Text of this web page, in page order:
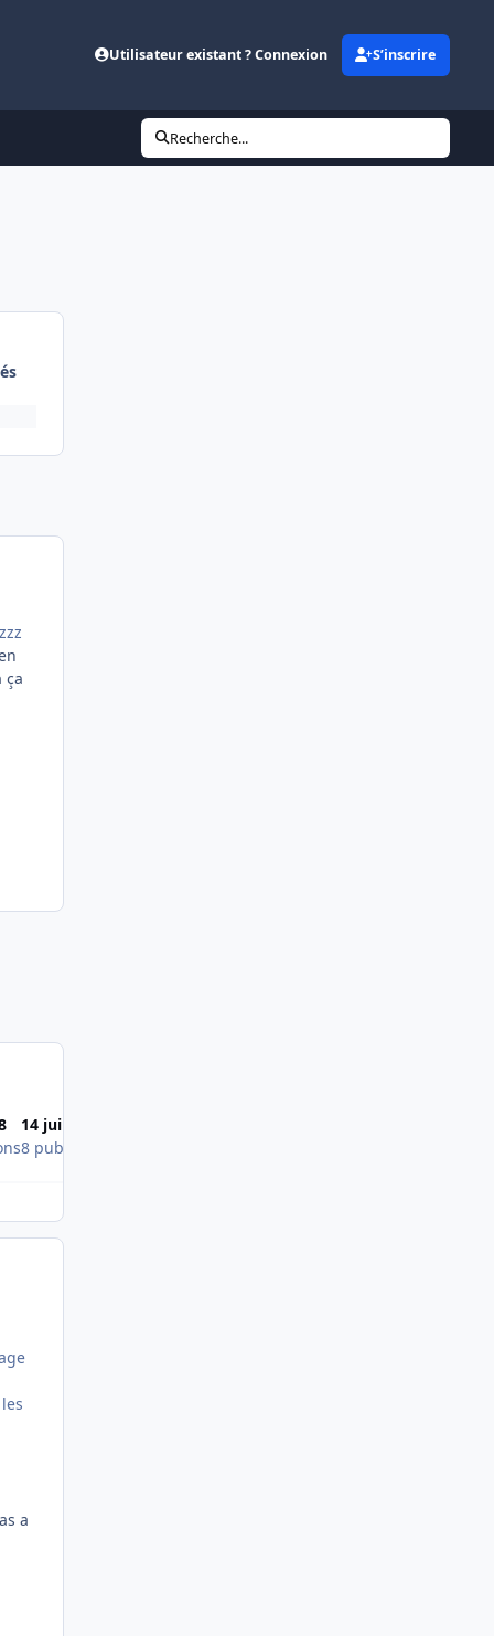
Utilisateur existant ? Connexion S’inscrire
Recherche...
ça
14 juin 2008
8 publications
a